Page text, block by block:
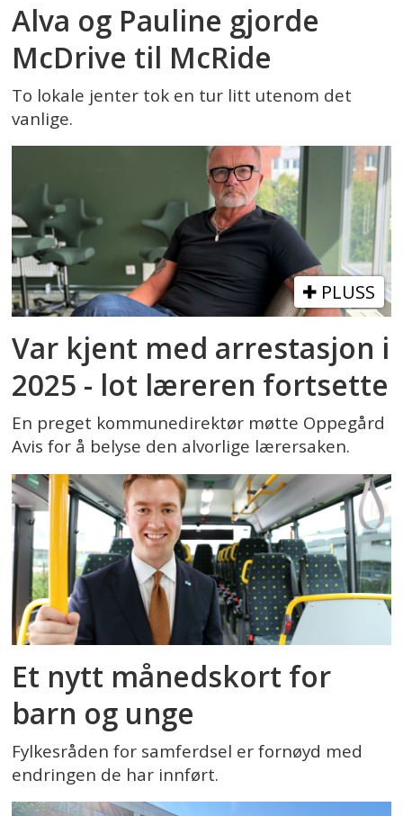
Alva og Pauline gjorde
McDrive til McRide
To lokale jenter tok en tur litt utenom det
vanlige.
PLUSS
Var kjent med arrestasjon i
2025 - lot læreren fortsette
En preget kommunedirektør møtte Oppegård
Avis for å belyse den alvorlige lærersaken.
Et nytt månedskort for
barn og unge
Fylkesråden for samferdsel er fornøyd med
endringen de har innført.